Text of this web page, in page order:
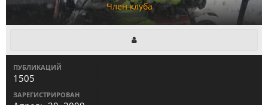
Член клуба
ПУБЛИКАЦИЙ
1505
ЗАРЕГИСТРИРОВАН